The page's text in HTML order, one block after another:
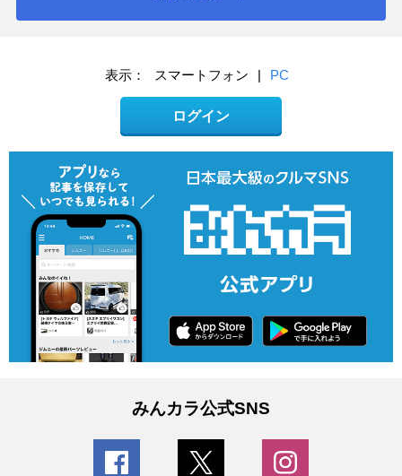
表示： スマートフォン | PC
ログイン
みんカラ公式SNS